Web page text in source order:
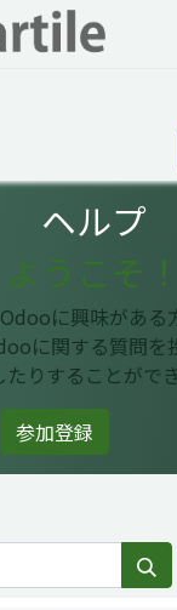
ヘルプ
ようこそ！
に興味がある
に関する質問を
りすることができ
参加登録